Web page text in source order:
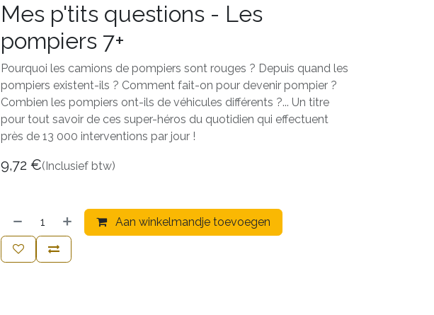
Mes p'tits questions - Les
pompiers 7+
Pourquoi les camions de pompiers sont rouges ? Depuis quand les
pompiers existent-ils ? Comment fait-on pour devenir pompier ?
Combien les pompiers ont-ils de véhicules différents ?... Un titre
pour tout savoir de ces super-héros du quotidien qui effectuent
près de 13 000 interventions par jour !
9,72 €(Inclusief btw)
Aan winkelmandje toevoegen